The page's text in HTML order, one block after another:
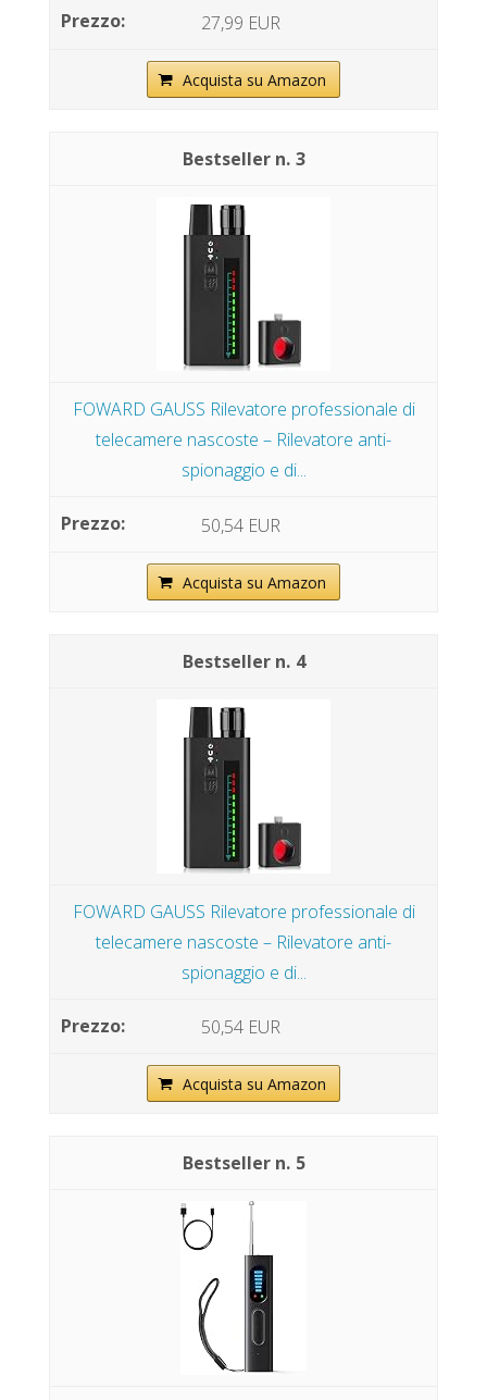
27,99 EUR
Acquista su Amazon
3
FOWARD GAUSS Rilevatore professionale di
telecamere nascoste – Rilevatore anti-
spionaggio e di...
50,54 EUR
Acquista su Amazon
4
FOWARD GAUSS Rilevatore professionale di
telecamere nascoste – Rilevatore anti-
spionaggio e di...
50,54 EUR
Acquista su Amazon
5